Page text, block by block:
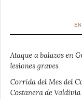
Ataque a balazos en
lesiones graves
Corrida del Mes del
Costanera de